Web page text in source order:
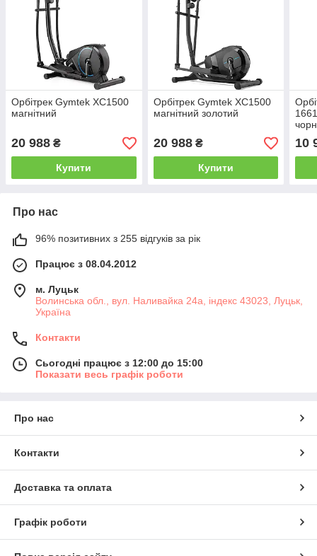
Орбітрек Gymtek XC1500
магнітний
20 988 ₴
Купити
Орбітрек Gymtek XC1500
магнітний золотий
20 988₴
Купити
10
Про нас
96% позитивних з 255 відгуків за рік
Працює з 08.04.2012
м. Луцьк
Волинська обл., вул. Наливайка 24а, індекс 43023, Луцьк,
Україна
Контакти
Сьогодні працює з 12:00 до 15:00
Показати весь графік роботи
Про нас
Контакти
Доставка та оплата
Графік роботи